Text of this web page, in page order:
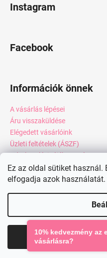
Ez az oldal sütiket használ.
elfogadja azok
Instagram
Facebook
Információk önnek
A vásárlás lépései
Áru visszaküldése
Elégedett vásárlóink
Üzleti feltételek (ÁSZF)
Adatkezelési tájékoztató
Webáruház értékelése
Kapcsolat
Copyright 2026
10% kedvezmény az
vásárlásra?